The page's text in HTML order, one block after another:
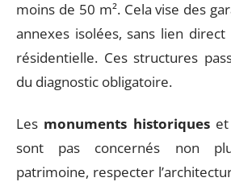
moins de 50 m². Cela vise des
annexes isolées, sans lien
résidentielle. Ces structures
du diagnostic obligatoire.
Les monuments historiqueset
sont pas concernés non
patrimoine, respecter